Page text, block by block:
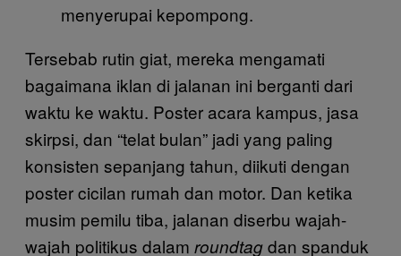
menyerupai kepompong.
Tersebab rutin giat, mereka mengamati
bagaimana iklan di jalanan ini berganti dari
waktu ke waktu. Poster acara kampus, jasa
skirpsi, dan “telat bulan” jadi yang paling
konsisten sepanjang tahun, diikuti dengan
poster cicilan rumah dan motor. Dan ketika
musim pemilu tiba, jalanan diserbu wajah-
wajah politikus dalam roundtagdan spanduk